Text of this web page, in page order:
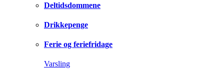
Deltidsdommene
Drikkepenge
Ferie og feriefridage
Varsling